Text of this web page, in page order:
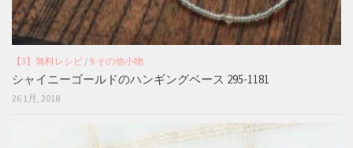
【3】無料レシピ / 9.その他小物
シャイニーゴールドのハンギングベース 295-1181
26 1月, 2018